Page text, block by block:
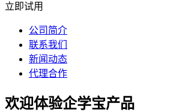
立即试用
公司简介
联系我们
新闻动态
代理合作
欢迎体验企学宝产品